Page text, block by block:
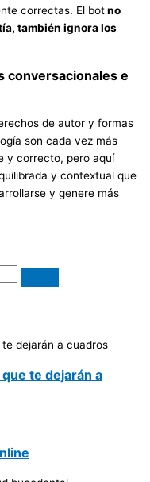
correctas. El botno
también ignora los
conversacionales e
de autor y formas
son cada vez más
y correcto, pero aquí
y contextual que
y genere más
te dejarán a